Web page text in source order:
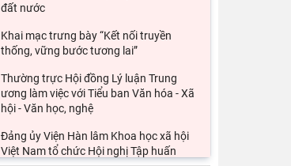
đất nước
Khai mạc trưng bày “Kết nối truyền
thống, vững bước tương lai”
Thường trực Hội đồng Lý luận Trung
ương làm việc với Tiểu ban Văn hóa - Xã
hội - Văn học, nghệ
Đảng ủy Viện Hàn lâm Khoa học xã hội
Việt Nam tổ chức Hội nghị Tập huấn